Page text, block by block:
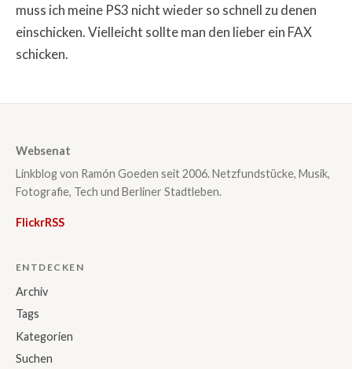
muss ich meine PS3 nicht wieder so schnell zu denen
einschicken. Vielleicht sollte man den lieber ein FAX
schicken.
Websenat
Linkblog von Ramón Goeden seit 2006. Netzfundstücke, Musik,
Fotografie, Tech und Berliner Stadtleben.
FlickrRSS
ENTDECKEN
Archiv
Tags
Kategorien
Suchen